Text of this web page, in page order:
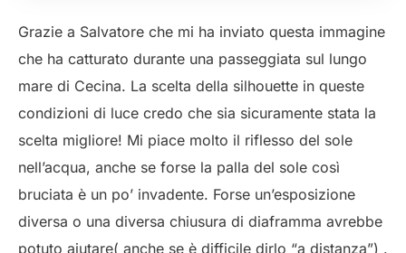
Grazie a Salvatore che mi ha inviato questa immagine
che ha catturato durante una passeggiata sul lungo
mare di Cecina. La scelta della silhouette in queste
condizioni di luce credo che sia sicuramente stata la
scelta migliore! Mi piace molto il riflesso del sole
nell’acqua, anche se forse la palla del sole così
bruciata è un po’ invadente. Forse un’esposizione
diversa o una diversa chiusura di diaframma avrebbe
potuto aiutare( anche se è difficile dirlo “a distanza”) .